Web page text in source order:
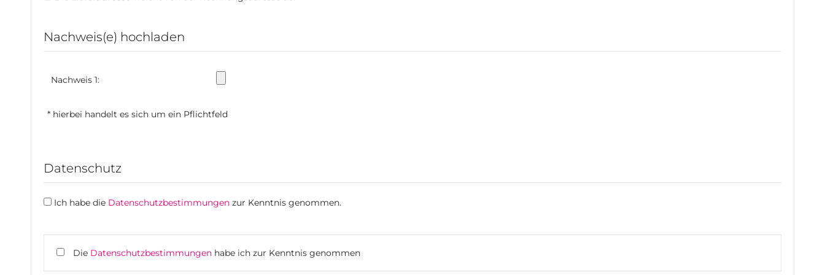
Nachweis(e) hochladen
Nachweis 1:
* hierbei handelt es sich um ein Pflichtfeld
Datenschutz
Ich habe die Datenschutzbestimmungen zur Kenntnis genommen.
Die Datenschutzbestimmungen habe ich zur Kenntnis genommen